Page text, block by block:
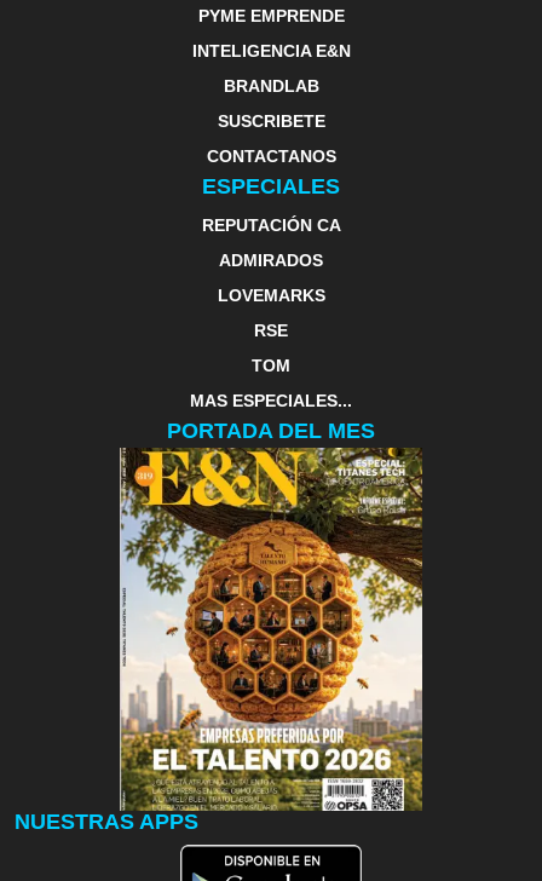
PYME EMPRENDE
INTELIGENCIA E&N
BRANDLAB
SUSCRIBETE
CONTACTANOS
ESPECIALES
REPUTACIÓN CA
ADMIRADOS
LOVEMARKS
RSE
TOM
MAS ESPECIALES...
PORTADA DEL MES
NUESTRAS APPS